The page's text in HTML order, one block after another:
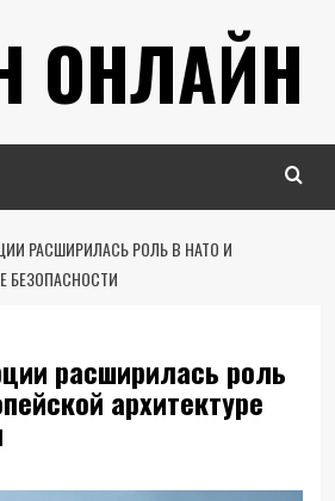
ОНЛАЙН
РАСШИРИЛАСЬ РОЛЬ В НАТО И
БЕЗОПАСНОСТИ
расширилась роль
архитектуре